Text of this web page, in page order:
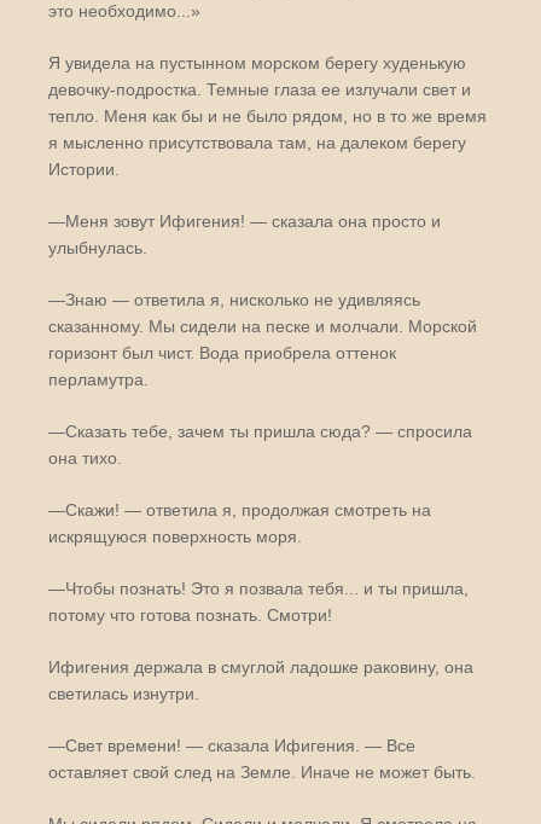
это необходимо...»
Я увидела на пустынном морском берегу худенькую
девочку-подростка. Темные глаза ее излучали свет и
тепло. Меня как бы и не было рядом, но в то же время
я мысленно присутствовала там, на далеком берегу
Истории.
—Меня зовут Ифигения! — сказала она просто и
улыбнулась.
—Знаю — ответила я, нисколько не удивляясь
сказанному. Мы сидели на песке и молчали. Морской
горизонт был чист. Вода приобрела оттенок
перламутра.
—Сказать тебе, зачем ты пришла сюда? — спросила
она тихо.
—Скажи! — ответила я, продолжая смотреть на
искрящуюся поверхность моря.
—Чтобы познать! Это я позвала тебя... и ты пришла,
потому что готова познать. Смотри!
Ифигения держала в смуглой ладошке раковину, она
светилась изнутри.
—Свет времени! — сказала Ифигения. — Все
оставляет свой след на Земле. Иначе не может быть.